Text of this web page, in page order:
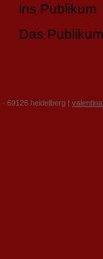
Das
69126 heidelberg |